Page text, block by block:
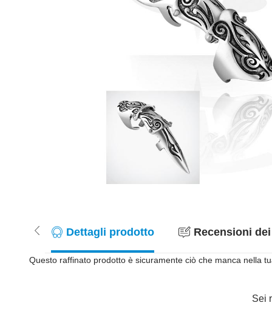
Dettagli prodotto Recensioni
Questo raffinato prodotto è sicuramente ciò che manca nella
Sei